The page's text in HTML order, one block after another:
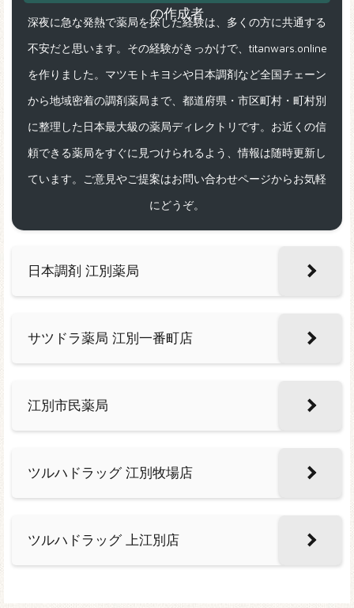
深夜に急な発熱で薬局を探した経験は、多くの方に共通する
不安だと思います。その経験がきっかけで、titanwars.online
を作りました。マツモトキヨシや日本調剤など全国チェーン
から地域密着の調剤薬局まで、都道府県・市区町村・町村別
に整理した日本最大級の薬局ディレクトリです。お近くの信
頼できる薬局をすぐに見つけられるよう、情報は随時更新し
ています。ご意見やご提案はお問い合わせページからお気軽
にどうぞ。
日本調剤 江別薬局
サツドラ薬局 江別一番町店
江別市民薬局
ツルハドラッグ 江別牧場店
ツルハドラッグ 上江別店